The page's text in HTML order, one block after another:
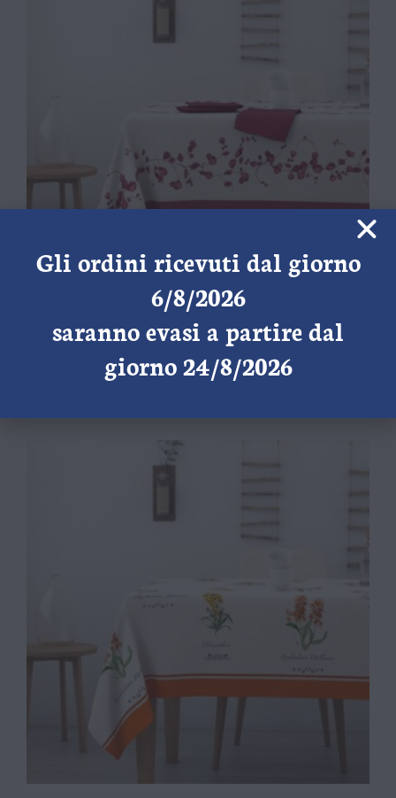
Tovaglia Alba Mirto
21,90 23,80 IVA e trasporto* inclusi
Scegli
Gli ordini ricevuti dal giorno
6/8/2026
saranno evasi a partire dal
giorno 24/8/2026